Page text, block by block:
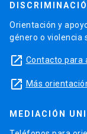
Orientación y
género o violencia
launch Contacto para
launch Más
MEDIACIÓN